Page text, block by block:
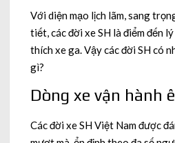
Với diện mạo lịch lãm, sang
tiết, các đời xe SH là điểm đến
thích xe ga. Vậy các đời SH có
gì?
Dòng xe vận hành
Các đời xe SH Việt Nam được